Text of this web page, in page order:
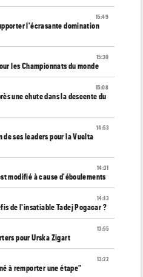
15:49
l'écrasante domination
15:30
les Championnats du monde
15:08
une chute dans la descente du
14:53
ses leaders pour la Vuelta
14:31
modifié à cause d'éboulements
14:13
de l'insatiable Tadej Pogacar ?
13:55
pour Urska Zigart
13:22
à remporter une étape"